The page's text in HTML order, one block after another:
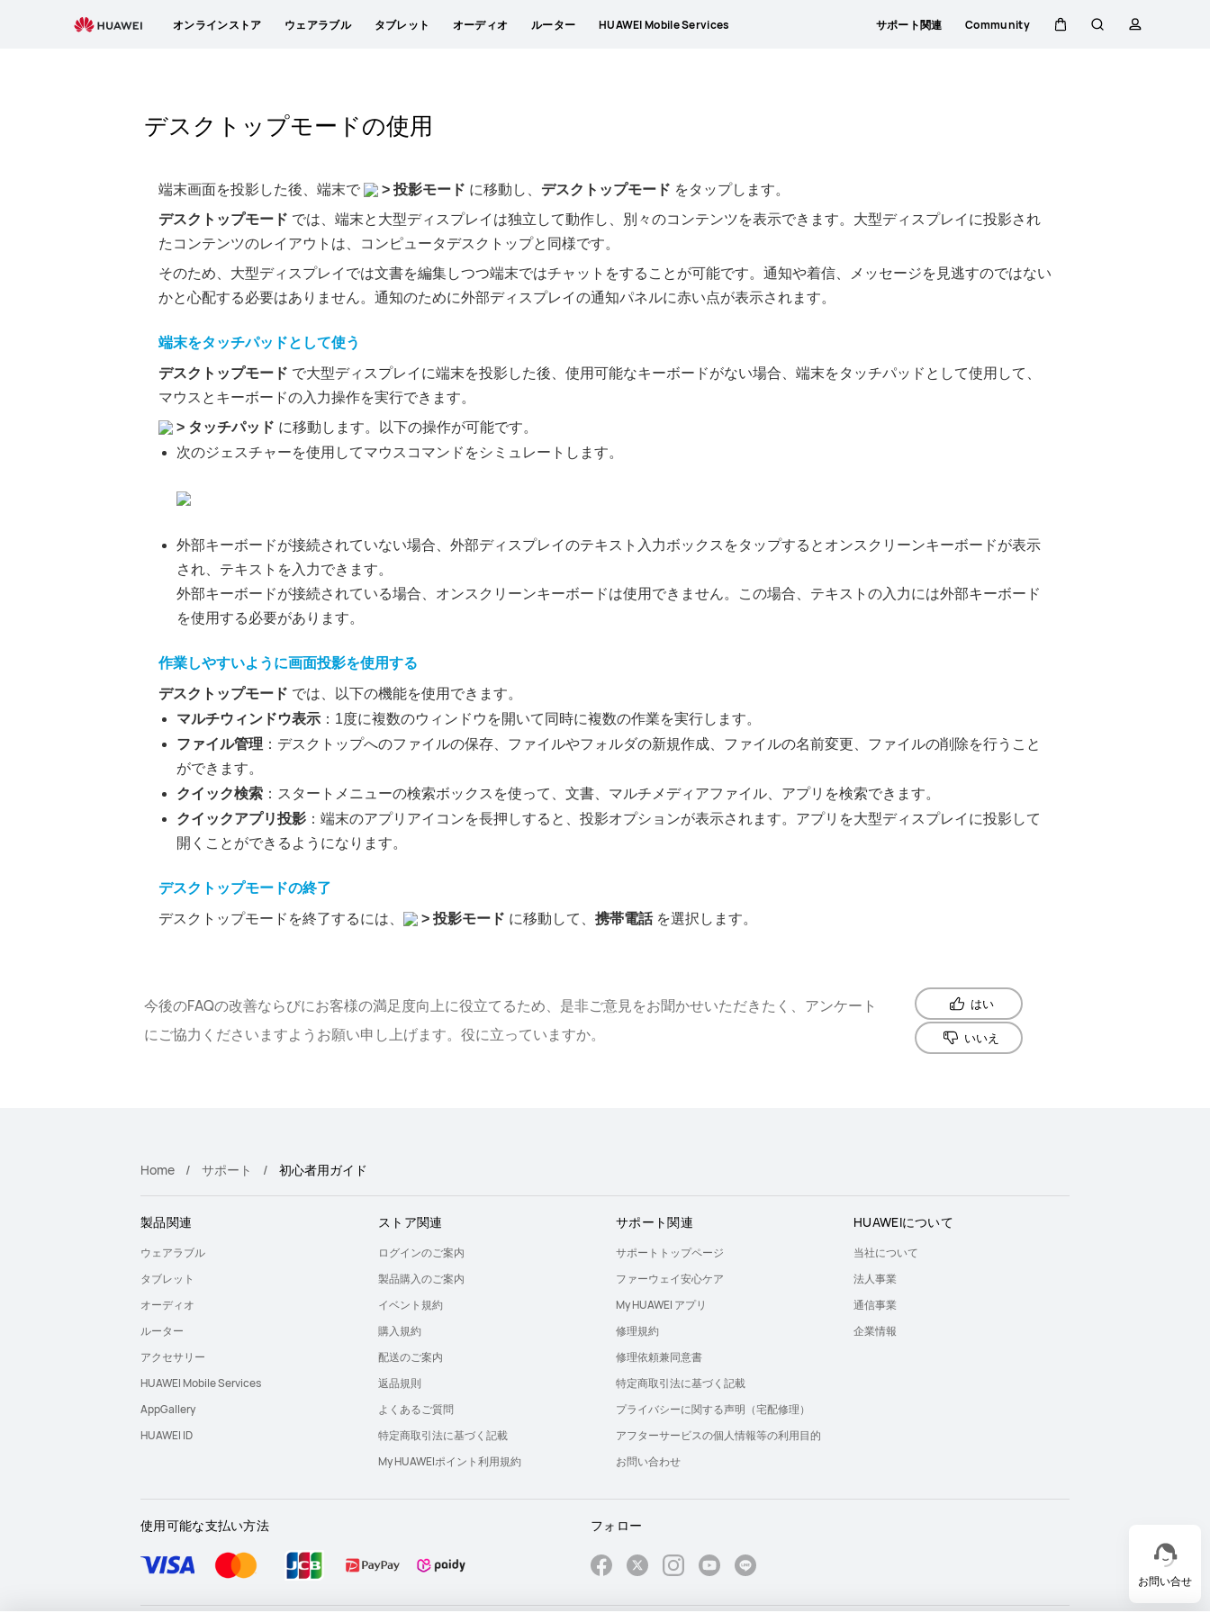
オンラインストア ウェアラブル タブレット オーディオ ルーター HUAWEI Mobile Services サポート関連 Community
デスクトップモードの使用
端末画面を投影した後、端末で > 投影モード に移動し、 デスクトップモード をタップします。
デスクトップモード では、端末と大型ディスプレイは独立して動作し、別々のコンテンツを表示できます。大型ディスプレイに投影され
たコンテンツのレイアウトは、コンピュータデスクトップと同様です。
そのため、大型ディスプレイでは文書を編集しつつ端末ではチャットをすることが可能です。通知や着信、メッセージを見逃すのではない
かと心配する必要はありません。通知のために外部ディスプレイの通知パネルに赤い点が表示されます。
端末をタッチパッドとして使う
デスクトップモード で大型ディスプレイに端末を投影した後、使用可能なキーボードがない場合、端末をタッチパッドとして使用して、
マウスとキーボードの入力操作を実行できます。
> タッチパッド に移動します。以下の操作が可能です。
次のジェスチャーを使用してマウスコマンドをシミュレートします。
外部キーボードが接続されていない場合、外部ディスプレイのテキスト入力ボックスをタップするとオンスクリーンキーボードが表示
され、テキストを入力できます。
外部キーボードが接続されている場合、オンスクリーンキーボードは使用できません。この場合、テキストの入力には外部キーボード
を使用する必要があります。
作業しやすいように画面投影を使用する
デスクトップモード では、以下の機能を使用できます。
マルチウィンドウ表示：1度に複数のウィンドウを開いて同時に複数の作業を実行します。
ファイル管理 ：デスクトップへのファイルの保存、ファイルやフォルダの新規作成、ファイルの名前変更、ファイルの削除を行うこと
ができます。
クイック検索：スタートメニューの検索ボックスを使って、文書、マルチメディアファイル、アプリを検索できます。
クイックアプリ投影：端末のアプリアイコンを長押しすると、投影オプションが表示されます。アプリを大型ディスプレイに投影して
開くことができるようになります。
デスクトップモードの終了
デスクトップモードを終了するには、
> 投影モード に移動して、 携帯電話を選択します。
今後のFAQの改善ならびにお客様の満足度向上に役立てるため、是非ご意見をお聞かせいただきたく、アンケート
にご協力くださいますようお願い申し上げます。役に立っていますか。
はい
いいえ
お問い合せ
Home サポート 初心者用ガイド
製品関連
ウェアラブル
タブレット
オーディオ
ルーター
アクセサリー
HUAWEI Mobile Services
AppGallery
HUAWEI ID
ストア関連
ログインのご案内
製品購入のご案内
イベント規約
購入規約
配送のご案内
返品規則
よくあるご質問
特定商取引法に基づく記載
My HUAWEIポイント利用規約
サポート関連
サポートトップページ
ファーウェイ安心ケア
My HUAWEI アプリ
修理規約
修理依頼兼同意書
特定商取引法に基づく記載
プライバシーに関する声明（宅配修理）
アフターサービスの個人情報等の利用目的
お問い合わせ
HUAWEIについて
当社について
法人事業
通信事業
企業情報
使用可能な支払い方法 フォロー